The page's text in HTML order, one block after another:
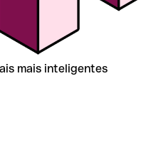
mais inteligentes